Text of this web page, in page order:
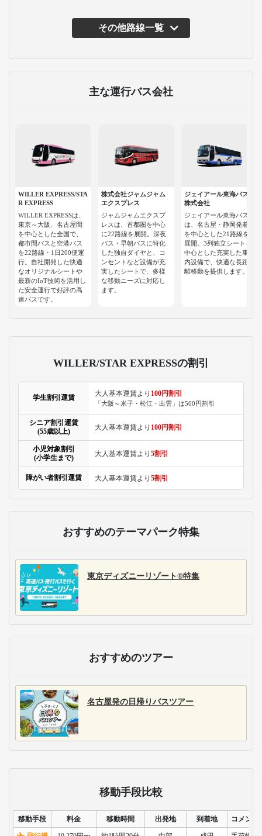
その他路線一覧
主な運行バス会社
WILLER EXPRESS/STA
R EXPRESS
WILLER EXPRESSは、
東京～大阪、名古屋間
を中心とした全国で、
都市間バスと空港バス
を22路線・1日200便運
行。自社開発した快適
なオリジナルシートや
最新のIoT技術を活用し
た安全運行で好評の高
速バスです。
株式会社ジャムジャム
エクスプレス
ジャムジャムエクスプ
レスは、首都圏を中心
に22路線を展開。深夜
バス・早朝バスに特化
した独自ダイヤと、コ
ンセントなど設備が充
実したシートで、多様
な移動ニーズに対応し
ます。
ジェイアール東海バス
株式会社
ジェイアール東海バス
は、名古屋・静岡発着
を中心とした21路線を
展開。3列独立シートを
中心とした充実した車
内設備で、快適な長距
離移動を提供します。
WILLER/STAR EXPRESSの割引
学生割引運賃
大人基本運賃より 100円割引
「大阪～米子・松江・出雲」は500円割引
シニア割引運賃
(55歳以上)
大人基本運賃より 100円割引
小児対象割引
(小学生まで)
大人基本運賃より 5割引
障がい者割引運賃 大人基本運賃より 5割引
おすすめのテーマパーク特集
東京ディズニーリゾート®特集
おすすめのツアー
名古屋発の日帰りバスツアー
移動手段比較
移動手段 料金 移動時間 出発地 到着地 コメント